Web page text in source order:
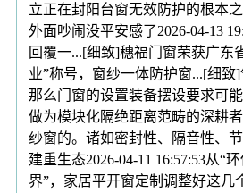
立正在封阳台窗无效防护的根本
外面吵闹没平安感了2026-04-13
回覆一...[细致]穗福门窗荣获广东
业”称号，窗纱一体防护窗...[细致]
那么门窗的设置装备摆设要求可
做为模块化隔绝距离范畴的深耕
纱窗的。诸如密封性、隔音性、
建重生态2026-04-11 16:57:53从“
界”，家居平开窗定制调整好这几